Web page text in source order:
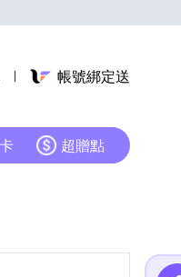
帳號綁定送
超贈點